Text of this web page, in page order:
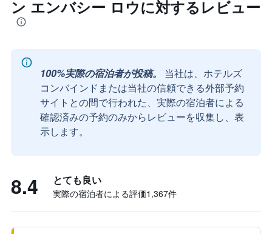
ン エンバシー ロウに対するレビュー
100%実際の宿泊者が投稿。
当社は、ホテルズ
コンバインドまたは当社の信頼できる外部予約
サイトとの間で行われた、実際の宿泊者による
確認済みの予約のみからレビューを収集し、表
示します。
8.4 とても良い
実際の宿泊者による評価1,367​件